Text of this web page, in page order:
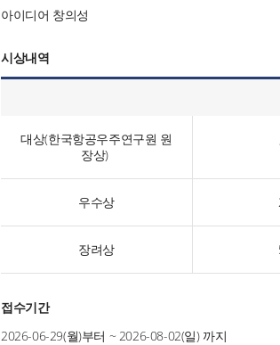
아이디어 창의성
시상내역
대상(한국항공우주연구원 원
장상)
우수상
장려상
접수기간
2026-06-29(월)부터 ~ 2026-08-02(일) 까지